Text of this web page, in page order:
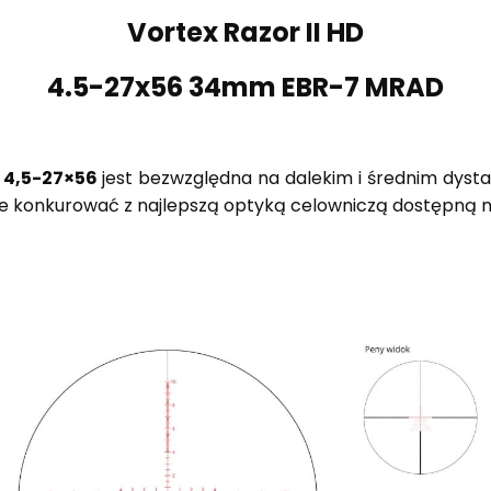
Vortex Razor II HD
4.5-27x56 34mm EBR-7 MRAD
4,5-27×56jest bezwzględna na dalekim i średnim
konkurować z najlepszą optyką celowniczą dostępną